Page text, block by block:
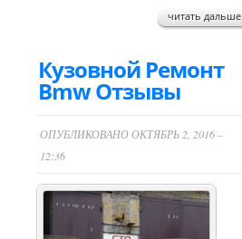
читать дальше
Кузовной Ремонт
Bmw Отзывы
ОПУБЛИКОВАНО ОКТЯБРЬ 2, 2016 –
12:36